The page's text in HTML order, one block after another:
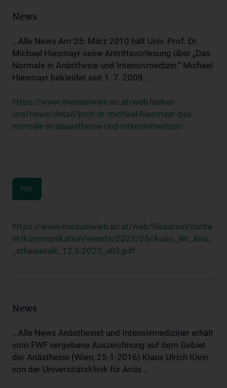
News
...Alle News Am 25. März 2010 hält Univ. Prof. Dr.
Michael Hiesmayr seine Antrittsvorlesung über „Das
Normale in Anästhesie und Intensivmedizin.“ Michael
Hiesmayr bekleidet seit 1. 7. 2008...
https://www.meduniwien.ac.at/web/ueber-
uns/news/detail/prof-dr-michael-hiesmayr-das-
normale-in-anaesthesie-und-intensivmedizin/
PDF
https://www.meduniwien.ac.at/web/fileadmin/conte
nt/kommunikation/events/2023/05/Aviso_Wr_Ana_
_sthesietalk_12.5.2023_v03.pdf
News
...Alle News Anästhesist und Intensivmediziner erhält
vom FWF vergebene Auszeichnung auf dem Gebiet
der Anästhesie (Wien, 25-1-2016) Klaus Ulrich Klein
von der Universitätsklinik für Anäs...